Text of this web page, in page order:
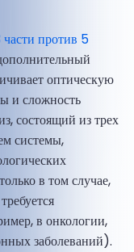
части против 5
оптическую
и сложность
состоящий из трех
системы,
в том случае,
в онкологии,
заболеваний).